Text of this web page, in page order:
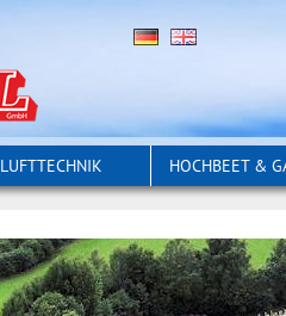
LUFTTECHNIK HOCHBEET &